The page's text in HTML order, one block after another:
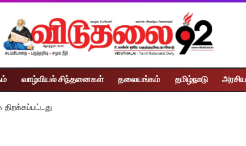
வாழ்வியல் சிந்தனைகள் தலையங்கம் தமிழ்நாடு